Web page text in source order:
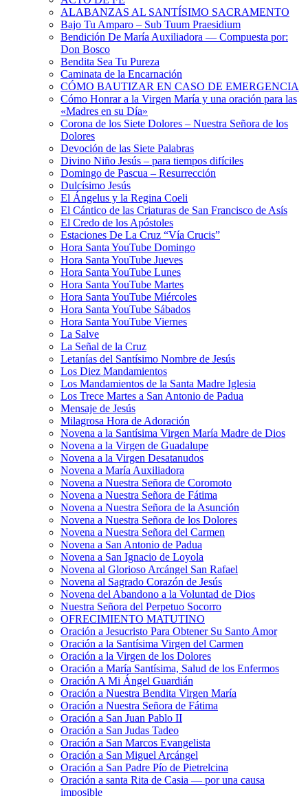
ALABANZAS AL SANTÍSIMO SACRAMENTO
Bajo Tu Amparo – Sub Tuum Praesidium
Bendición De María Auxiliadora — Compuesta por:
Don Bosco
Bendita Sea Tu Pureza
Caminata de la Encarnación
CÓMO BAUTIZAR EN CASO DE EMERGENCIA
Cómo Honrar a la Virgen María y una oración para las
«Madres en su Día»
Corona de los Siete Dolores – Nuestra Señora de los
Dolores
Devoción de las Siete Palabras
Divino Niño Jesús – para tiempos difíciles
Domingo de Pascua – Resurrección
Dulcísimo Jesús
El Ángelus y la Regina Coeli
El Cántico de las Criaturas de San Francisco de Asís
El Credo de los Apóstoles
Estaciones De La Cruz “Vía Crucis”
Hora Santa YouTube Domingo
Hora Santa YouTube Jueves
Hora Santa YouTube Lunes
Hora Santa YouTube Martes
Hora Santa YouTube Miércoles
Hora Santa YouTube Sábados
Hora Santa YouTube Viernes
La Salve
La Señal de la Cruz
Letanías del Santísimo Nombre de Jesús
Los Diez Mandamientos
Los Mandamientos de la Santa Madre Iglesia
Los Trece Martes a San Antonio de Padua
Mensaje de Jesús
Milagrosa Hora de Adoración
Novena a la Santísima Virgen María Madre de Dios
Novena a la Virgen de Guadalupe
Novena a la Virgen Desatanudos
Novena a María Auxiliadora
Novena a Nuestra Señora de Coromoto
Novena a Nuestra Señora de Fátima
Novena a Nuestra Señora de la Asunción
Novena a Nuestra Señora de los Dolores
Novena a Nuestra Señora del Carmen
Novena a San Antonio de Padua
Novena a San Ignacio de Loyola
Novena al Glorioso Arcángel San Rafael
Novena al Sagrado Corazón de Jesús
Novena del Abandono a la Voluntad de Dios
Nuestra Señora del Perpetuo Socorro
OFRECIMIENTO MATUTINO
Oración a Jesucristo Para Obtener Su Santo Amor
Oración a la Santísima Virgen del Carmen
Oración a la Virgen de los Dolores
Oración a María Santísima, Salud de los Enfermos
Oración A Mi Ángel Guardián
Oración a Nuestra Bendita Virgen María
Oración a Nuestra Señora de Fátima
Oración a San Juan Pablo II
Oración a San Judas Tadeo
Oración a San Marcos Evangelista
Oración a San Miguel Arcángel
Oración a San Padre Pío de Pietrelcina
Oración a santa Rita de Casia — por una causa
imposible